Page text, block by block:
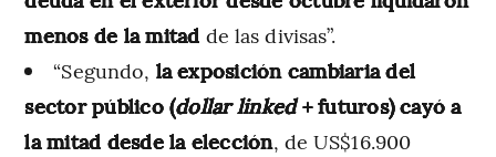
menos de la mitad de las divisas”.
“Segundo, la exposición cambiaria del
sector público (dollar linked+ futuros) cayó a
la mitad desde la elección, de US$16.900